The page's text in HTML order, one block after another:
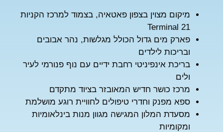
מיקום מצוין בצפון פאטאיה, בצמוד למרכז הקניות
Terminal 21
פארק מים גדול הכולל מגלשות, נהר אבובים
ובריכות לילדים
בריכת אינפיניטי רחבת ידיים עם נוף פנורמי לעיר
מרכז כושר חדיש המאובזר בציוד מתקדם
ספא מפנק וחדרי טיפולים לחוויית רוגע מושלמת
מסעדת המלון המגישה מגוון מנות בינלאומיות
ומקומיות